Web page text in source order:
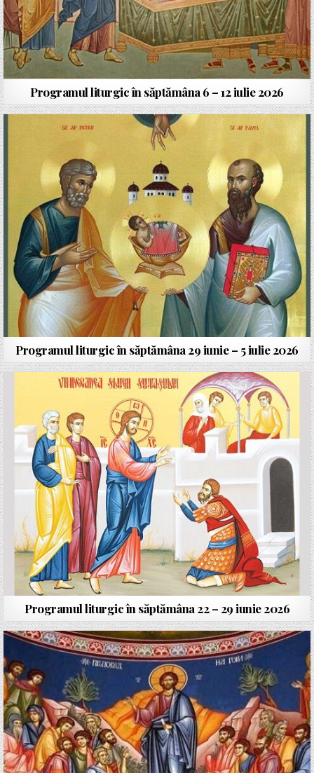
Programul liturgic în săptămâna 6 – 12 iulie 2026
Programul liturgic în săptămâna 29 iunie – 5 iulie 2026
Programul liturgic în săptămâna 22 – 29 iunie 2026